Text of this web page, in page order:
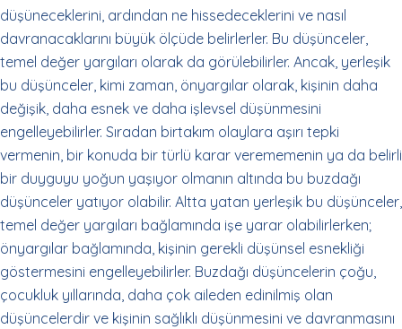
düşüneceklerini, ardından ne hissedeceklerini ve nasıl
davranacaklarını büyük ölçüde belirlerler. Bu düşünceler,
temel değer yargıları olarak da görülebilirler. Ancak, yerleşik
bu düşünceler, kimi zaman, önyargılar olarak, kişinin daha
değişik, daha esnek ve daha işlevsel düşünmesini
engelleyebilirler. Sıradan birtakım olaylara aşırı tepki
vermenin, bir konuda bir türlü karar verememenin ya da belirli
bir duyguyu yoğun yaşıyor olmanın altında bu buzdağı
düşünceler yatıyor olabilir. Altta yatan yerleşik bu düşünceler,
temel değer yargıları bağlamında işe yarar olabilirlerken;
önyargılar bağlamında, kişinin gerekli düşünsel esnekliği
göstermesini engelleyebilirler. Buzdağı düşüncelerin çoğu,
çocukluk yıllarında, daha çok aileden edinilmiş olan
düşüncelerdir ve kişinin sağlıklı düşünmesini ve davranmasını